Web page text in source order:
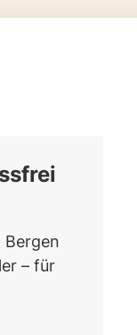
Bergen
– für